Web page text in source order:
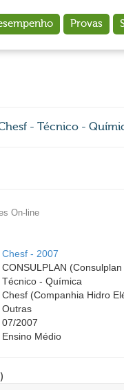
Provas
- Técnico -
On-line
Chesf - 2007
CONSULPLAN
Técnico - Química
Chesf (Companhia Hidro
Outras
07/2007
Ensino Médio